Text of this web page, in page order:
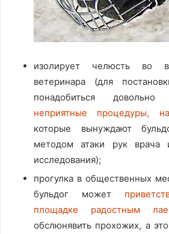
изолирует челюсть во
ветеринара (для
понадобиться довольно
неприятные процедуры,
которые вынуждают
методом атаки рук врача
исследования);
прогулка в общественных
бульдог может
площадке радостным
обслюнявить прохожих, а